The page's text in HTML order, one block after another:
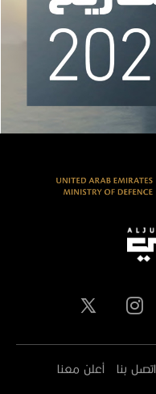
اتصل بنا أعلن معنا